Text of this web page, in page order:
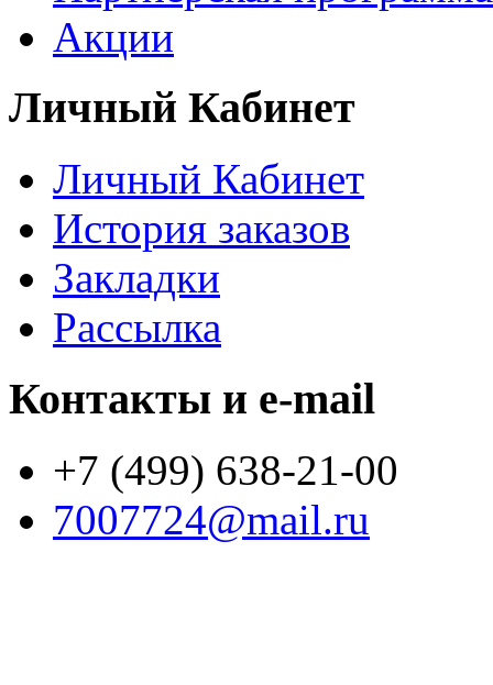
Акции
Личный Кабинет
Личный Кабинет
История заказов
Закладки
Рассылка
Контакты и e-mail
+7 (499) 638-21-00
7007724@mail.ru